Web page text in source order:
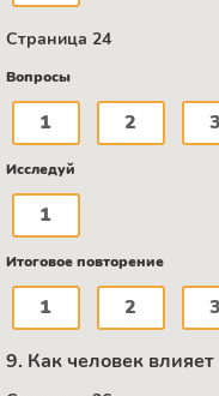
Страница 24
Вопросы
1 2 3
Исследуй
1
Итоговое повторение
1 2 3
9. Как человек